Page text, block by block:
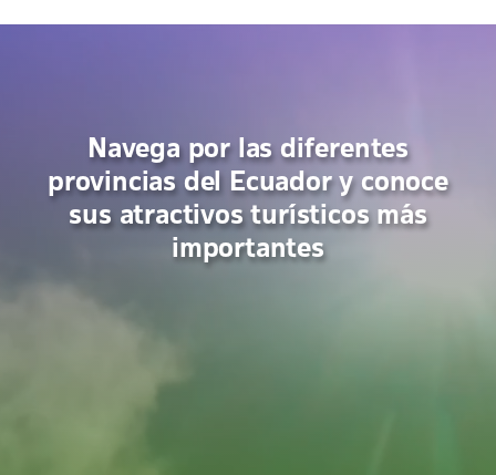
Navega por las diferentes
provincias del Ecuador y conoce
sus atractivos turísticos más
importantes